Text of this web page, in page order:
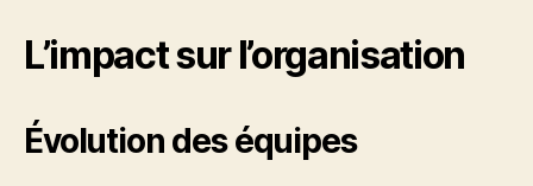
L’impact sur l’organisation
Évolution des équipes